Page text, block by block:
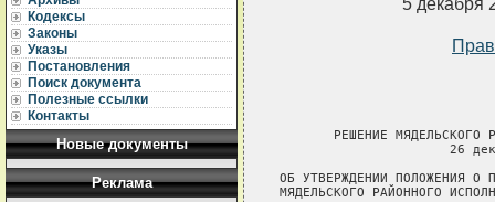
Кодексы
Законы
Указы
Постановления
Поиск документа
Полезные ссылки
Контакты
Новые документы
Реклама
РЕШЕНИЕ МЯДЕЛЬСКОГО
26
ОБ УТВЕРЖДЕНИИ ПОЛОЖЕНИЯ О
МЯДЕЛЬСКОГО РАЙОННОГО